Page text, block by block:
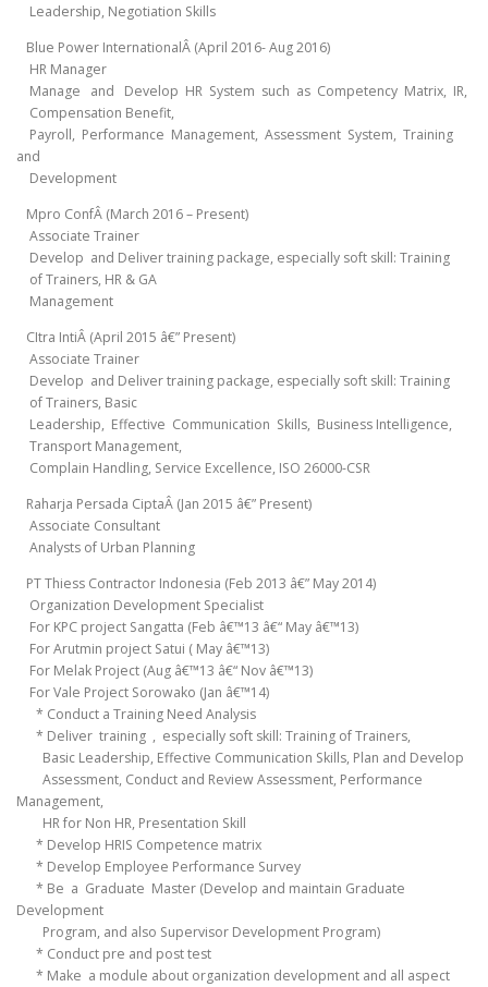
Leadership, Negotiation Skills
Blue Power InternationalÂ (April 2016- Aug 2016)
HR Manager
Manage and Develop HR System such as Competency Matrix, IR,
Compensation Benefit,
Payroll, Performance Management, Assessment System, Training
and
Development
Mpro ConfÂ (March 2016 – Present)
Associate Trainer
Develop and Deliver training package, especially soft skill: Training
of Trainers, HR & GA
Management
CItra IntiÂ (April 2015 â€” Present)
Associate Trainer
Develop and Deliver training package, especially soft skill: Training
of Trainers, Basic
Leadership, Effective Communication Skills, Business Intelligence,
Transport Management,
Complain Handling, Service Excellence, ISO 26000-CSR
Raharja Persada CiptaÂ (Jan 2015 â€” Present)
Associate Consultant
Analysts of Urban Planning
PT Thiess Contractor Indonesia (Feb 2013 â€” May 2014)
Organization Development Specialist
For KPC project Sangatta (Feb â€™13 â€“ May â€™13)
For Arutmin project Satui ( May â€™13)
For Melak Project (Aug â€™13 â€“ Nov â€™13)
For Vale Project Sorowako (Jan â€™14)
* Conduct a Training Need Analysis
* Deliver training , especially soft skill: Training of Trainers,
Basic Leadership, Effective Communication Skills, Plan and Develop
Assessment, Conduct and Review Assessment, Performance
Management,
HR for Non HR, Presentation Skill
* Develop HRIS Competence matrix
* Develop Employee Performance Survey
* Be a Graduate Master (Develop and maintain Graduate
Development
Program, and also Supervisor Development Program)
* Conduct pre and post test
* Make a module about organization development and all aspect